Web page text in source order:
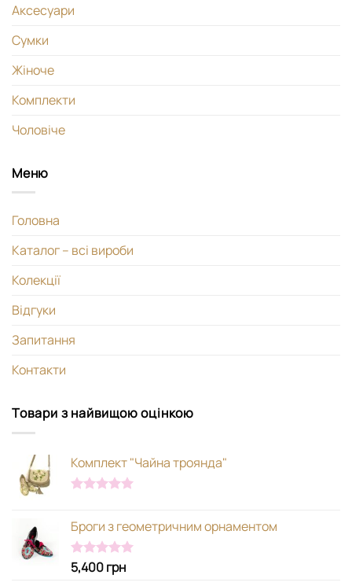
Аксесуари
Сумки
Жіноче
Комплекти
Чоловіче
Меню
Головна
Каталог – всі вироби
Колекції
Відгуки
Запитання
Контакти
Товари з найвищою оцінкою
Комплект "Чайна троянда"
Броги з геометричним орнаментом
Оцінено в
з 5
5,400грн